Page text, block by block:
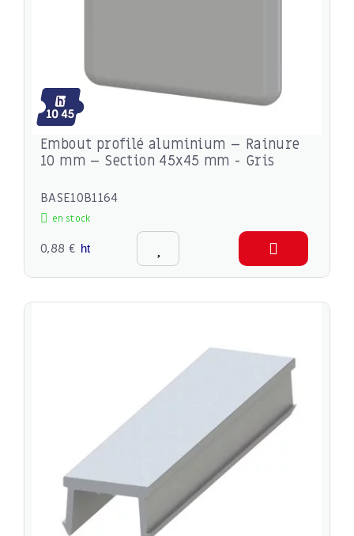
Embout profilé aluminium – Rainure
10 mm – Section 45x45 mm - Gris
BASE10B1164
en stock
0,88 € ht